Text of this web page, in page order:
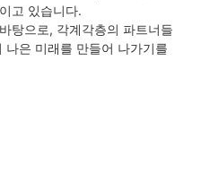
고 있습니다.
탕으로, 각계각층의 파트너들
은 미래를 만들어 나가기를